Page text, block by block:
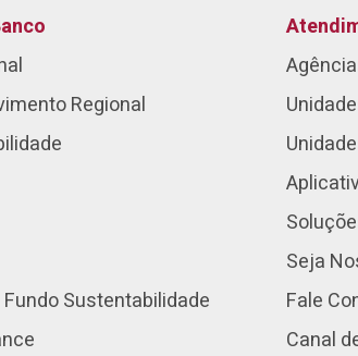
Regional
Sustentabilidade
Seja
Fale
Canal